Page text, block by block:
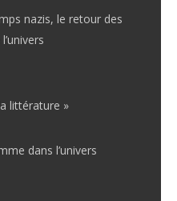
nazis, le retour des
littérature »
dans l’univers